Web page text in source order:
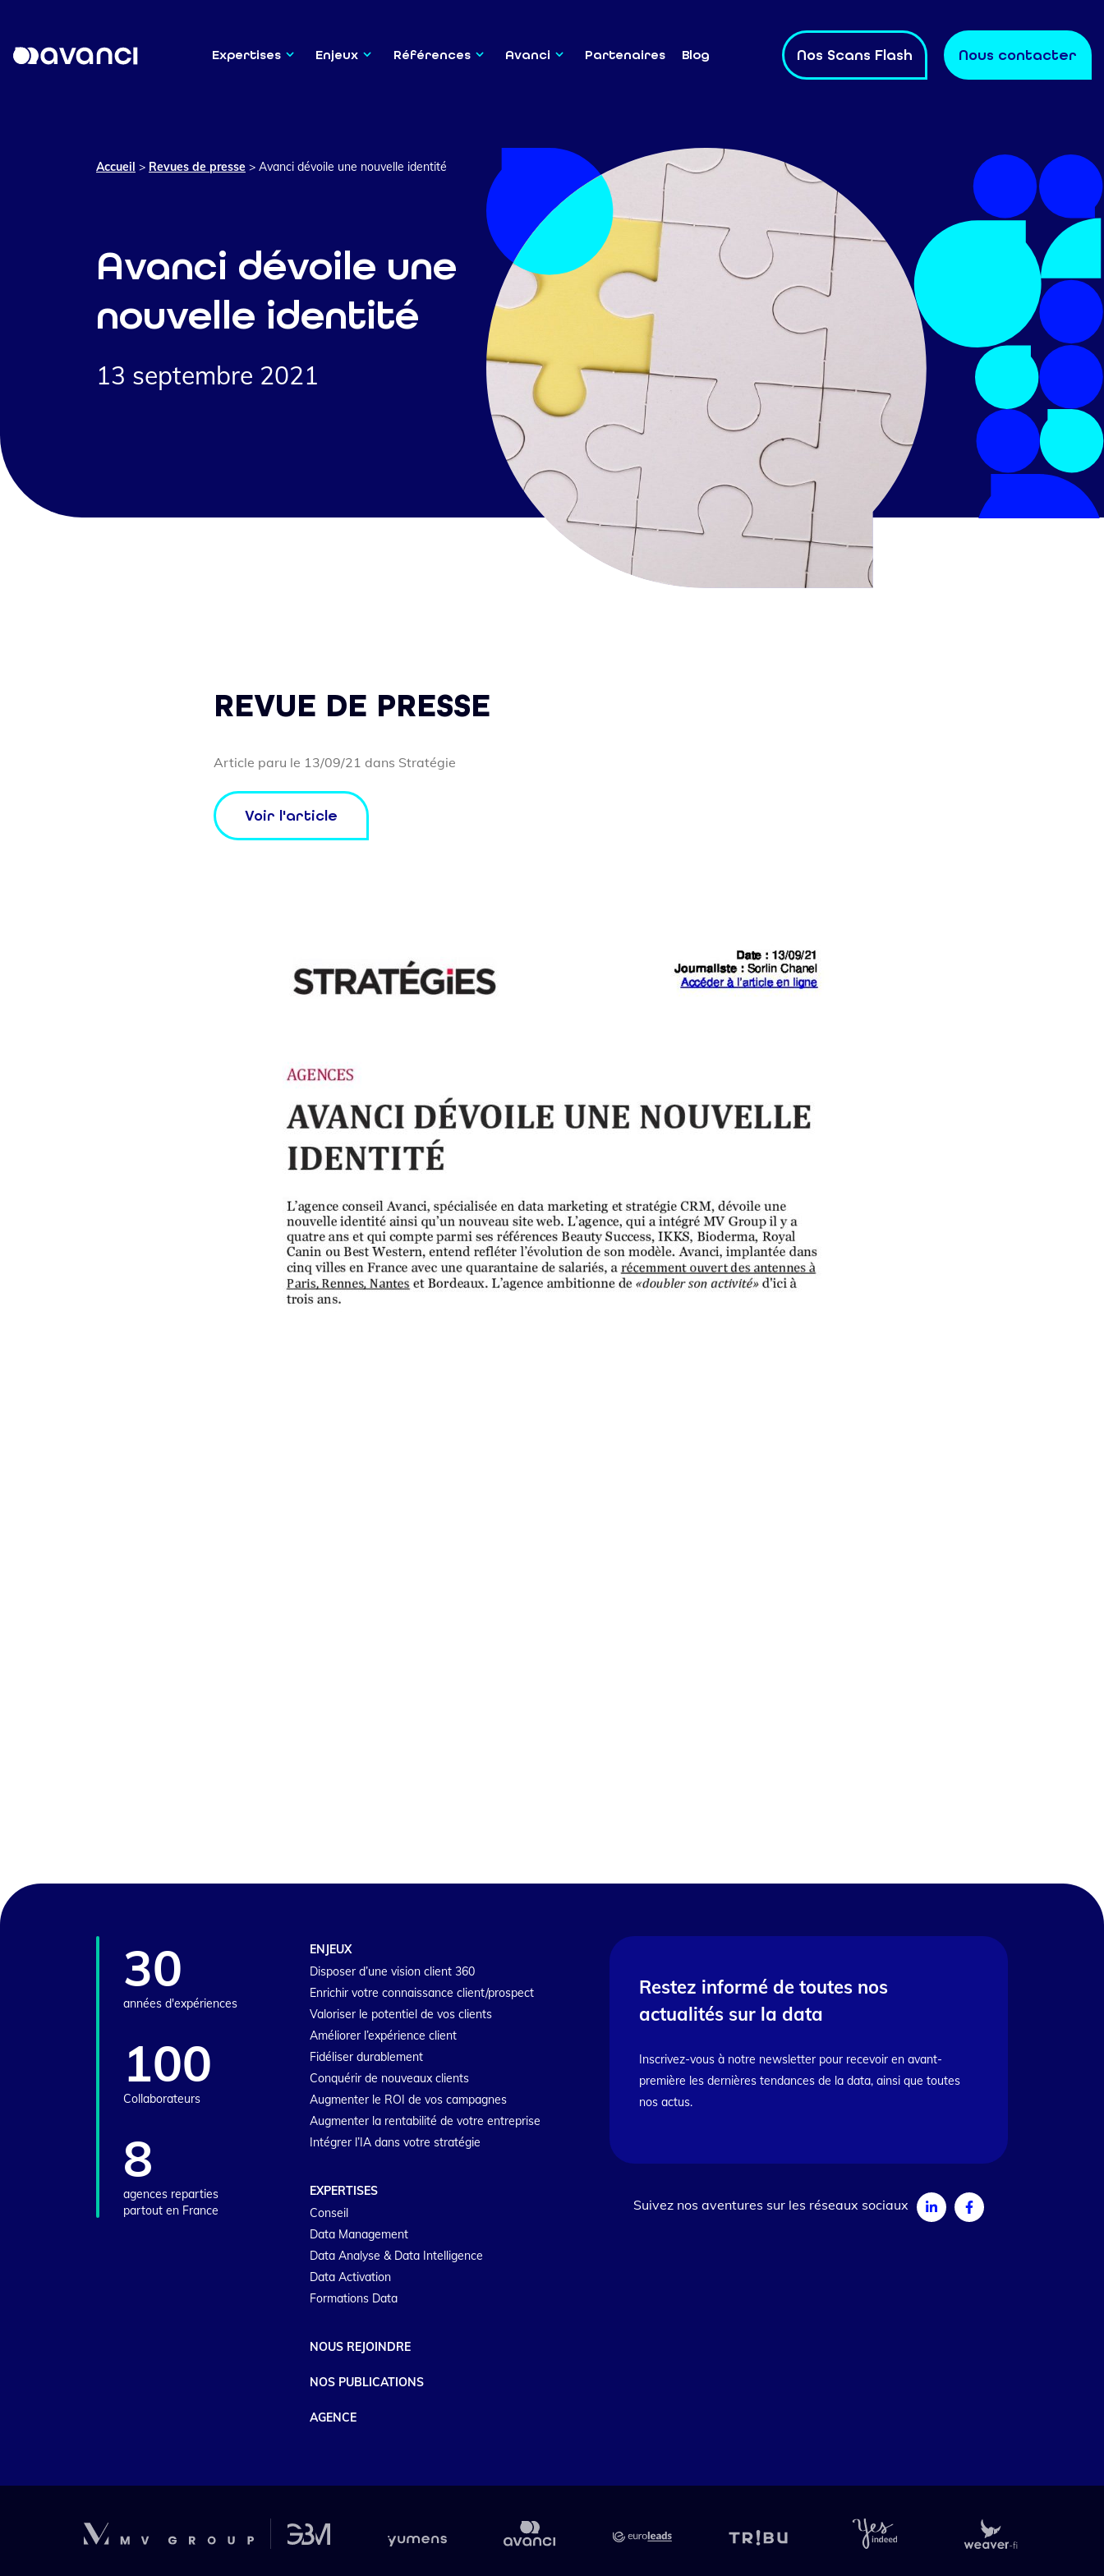
Expertises Enjeux Références Avanci Partenaires Blog Nos Scans Flash Nous contacter
Accueil > Revues de presse > Avanci dévoile une nouvelle identité
Avanci dévoile une
nouvelle identité
13 septembre 2021
REVUE DE PRESSE
Article paru le 13/09/21 dans Stratégie
Voir l'article
30
années d'expériences
100
Collaborateurs
8
agences reparties
partout en France
ENJEUX
Disposer d’une vision client 360
Enrichir votre connaissance client/prospect
Valoriser le potentiel de vos clients
Améliorer l’expérience client
Fidéliser durablement
Conquérir de nouveaux clients
Augmenter le ROI de vos campagnes
Augmenter la rentabilité de votre entreprise
Intégrer l’IA dans votre stratégie
EXPERTISES
Conseil
Data Management
Data Analyse & Data Intelligence
Data Activation
Formations Data
NOUS REJOINDRE
NOS PUBLICATIONS
AGENCE
Restez informé de toutes nos
actualités sur la data
Inscrivez-vous à notre newsletter pour recevoir en avant-
première les dernières tendances de la data, ainsi que toutes
nos actus.
Suivez nos aventures sur les réseaux sociaux